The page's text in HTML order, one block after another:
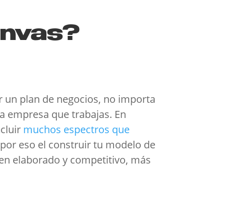
plan de negocios, no importa
empresa que trabajas. En
muchos espectros que
eso el construir tu modelo de
elaborado y competitivo, más